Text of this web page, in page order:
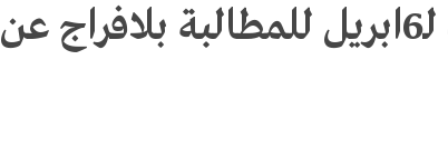
وقفة احتجاجية لـ6ابريل للمطالبة بلافراج عن